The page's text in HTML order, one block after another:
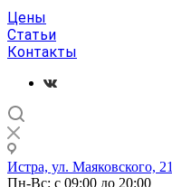
Цены
Статьи
Контакты
Истра, ул. Маяковского, 21
Пн-Вс: с 09:00 до 20:00